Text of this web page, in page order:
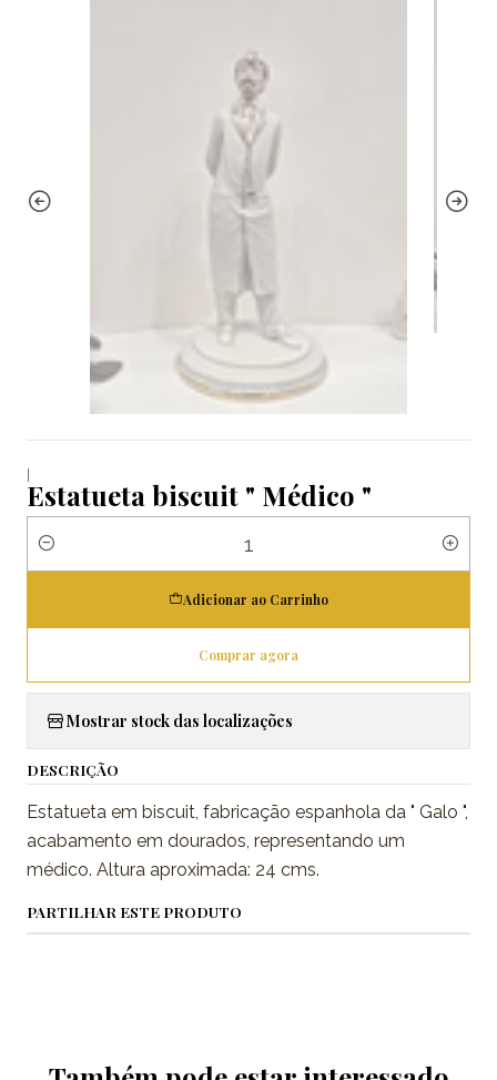
|
Estatueta biscuit " Médico "
Quantidade
Adicionar ao Carrinho
Comprar agora
Mostrar stock das localizações
DESCRIÇÃO
Estatueta em biscuit, fabricação espanhola da " Galo ",
acabamento em dourados, representando um
médico. Altura aproximada: 24 cms.
PARTILHAR ESTE PRODUTO